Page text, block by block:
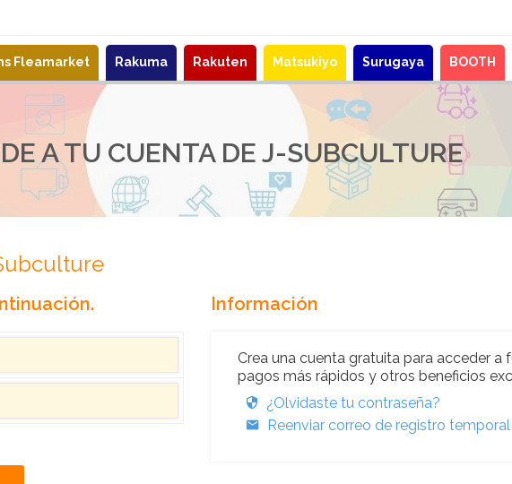
Fleamarket Rakuma Rakuten Matsukiyo Surugaya BOOTH
A TU CUENTA DE J-SUBCULTURE
Información
Crea una cuenta gratuita para acceder a
pagos más rápidos y otros beneficios
¿Olvidaste tu contraseña?
Reenviar correo de registro temporal